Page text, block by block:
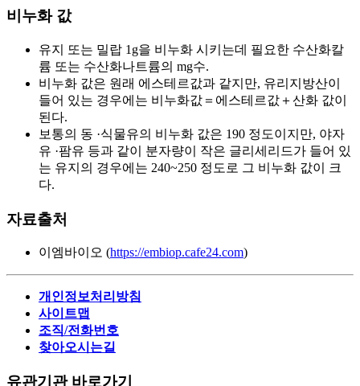
비누화 값
유지 또는 밀랍 1g을 비누화 시키는데 필요한 수산화칼
륨 또는 수산화나트륨의 mg수.
비누화 값은 원래 에스테르값과 같지만, 유리지방산이
들어 있는 경우에는 비누화값＝에스테르값＋산화 값이
된다.
보통의 동 ·식물유의 비누화 값은 190 정도이지만, 야자
유 ·팜유 등과 같이 분자량이 작은 글리세리드가 들어 있
는 유지의 경우에는 240~250 정도로 그 비누화 값이 크
다.
자료출처
이엠바이오 (https://embiop.cafe24.com)
개인정보처리방침
사이트맵
조직/전화번호
찾아오시는길
유관기관 바로가기